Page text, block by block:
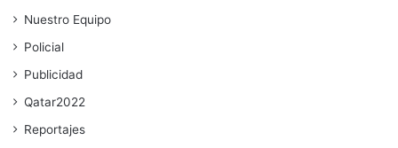
Nuestro Equipo
Policial
Publicidad
Qatar2022
Reportajes